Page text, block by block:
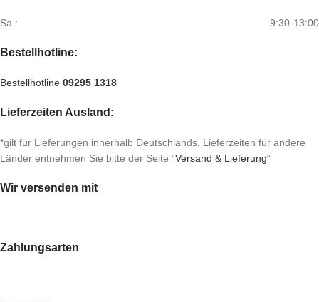
Sa.: 9:30-13:00
Bestellhotline:
Bestellhotline 09295 1318
Lieferzeiten Ausland:
*gilt für Lieferungen innerhalb Deutschlands, Lieferzeiten für andere
Länder entnehmen Sie bitte der Seite “Versand & Lieferung“
Wir versenden mit
Zahlungsarten